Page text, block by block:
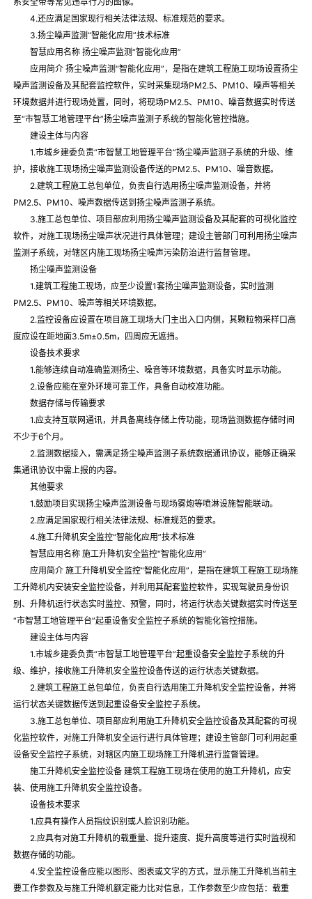
4.还应满足国家现行相关法律法规、标准规范的要求。
3.扬尘噪声监测“智能化应用”技术标准
智慧应用名称 扬尘噪声监测“智能化应用”
应用简介 扬尘噪声监测“智能化应用”，是指在建筑工程施工现场设置扬尘
噪声监测设备及其配套监控软件，实时采集现场PM2.5、PM10、噪声等相关
环境数据并进行现场处置，同时，将现场PM2.5、PM10、噪音数据实时传送
至“市智慧工地管理平台”扬尘噪声监测子系统的智能化管控措施。
建设主体与内容
1.市城乡建委负责“市智慧工地管理平台”扬尘噪声监测子系统的升级、维
护，接收施工现场扬尘噪声监测设备传送的PM2.5、PM10、噪音数据。
2.建筑工程施工总包单位，负责自行选用扬尘噪声监测设备，并将
PM2.5、PM10、噪声数据传送到扬尘噪声监测子系统。
3.施工总包单位、项目部应利用扬尘噪声监测设备及其配套的可视化监控
软件，对施工现场扬尘噪声状况进行具体管理；建设主管部门可利用扬尘噪声
监测子系统，对辖区内施工现场扬尘噪声污染防治进行监督管理。
扬尘噪声监测设备
1.建筑工程施工现场，应至少设置1套扬尘噪声监测设备，实时监测
PM2.5、PM10、噪声等相关环境数据。
2.监控设备应设置在项目施工现场大门主出入口内侧，其颗粒物采样口高
度应设在距地面3.5m±0.5m，四周应无遮挡。
设备技术要求
1.能够连续自动准确监测扬尘、噪音等环境数据，具备实时显示功能。
2.设备应能在室外环境可靠工作，具备自动校准功能。
数据存储与传输要求
1.应支持互联网通讯，并具备离线存储上传功能，现场监测数据存储时间
不少于6个月。
2.监测数据接入，需满足扬尘噪声监测子系统数据通讯协议，能够正确采
集通讯协议中需上报的内容。
其他要求
1.鼓励项目实现扬尘噪声监测设备与现场雾炮等喷淋设施智能联动。
2.应满足国家现行相关法律法规、标准规范的要求。
4.施工升降机安全监控“智能化应用”技术标准
智慧应用名称 施工升降机安全监控“智能化应用”
应用简介 施工升降机安全监控“智能化应用”，是指在建筑工程施工现场施
工升降机内安装安全监控设备，并利用其配套监控软件，实现驾驶员身份识
别、升降机运行状态实时监控、预警，同时，将运行状态关键数据实时传送至
“市智慧工地管理平台”起重设备安全监控子系统的智能化管控措施。
建设主体与内容
1.市城乡建委负责“市智慧工地管理平台”起重设备安全监控子系统的升
级、维护，接收施工升降机安全监控设备传送的运行状态关键数据。
2.建筑工程施工总包单位，负责自行选用施工升降机安全监控设备，并将
运行状态关键数据传送到起重设备安全监控子系统。
3.施工总包单位、项目部应利用施工升降机安全监控设备及其配套的可视
化监控软件，对施工升降机安全运行进行具体管理；建设主管部门可利用起重
设备安全监控子系统，对辖区内施工现场施工升降机进行监督管理。
施工升降机安全监控设备 建筑工程施工现场在使用的施工升降机，应安
装、使用施工升降机安全监控设备。
设备技术要求
1.应具有操作人员指纹识别或人脸识别功能。
2.应具有对施工升降机的载重量、提升速度、提升高度等进行实时监视和
数据存储的功能。
4.安全监控设备应能以图形、图表或文字的方式，显示施工升降机当前主
要工作参数及与施工升降机额定能力比对信息，工作参数至少应包括：载重